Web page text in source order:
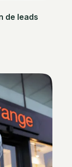
de leads